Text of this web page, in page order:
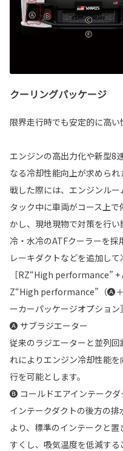
クーリングパッケージ
限界走行時でも安定的に高い
エンジンの高出力化や新型8
なる冷却性能向上が求めら
戦した際には、エンジンル
タック中に車両がコース上
かし、現地現物で対策を行
冷・水冷のATFクーラーを
レーキダクトなどを追加して
［RZ“High performance”
Z“High performance”（🅐
ーカーパッケージオプション］
🅐 サブラジエーター
従来のラジエーターと並列
れによりエンジン冷却性能
行を可能とします。
🅑 コールドエアインテークダ
インテークダクトの後方の
より、標準のインテークと
すくし、吸気温度を低減す